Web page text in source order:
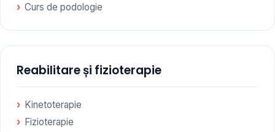
Curs de podologie
Reabilitare și fizioterapie
Kinetoterapie
Fizioterapie